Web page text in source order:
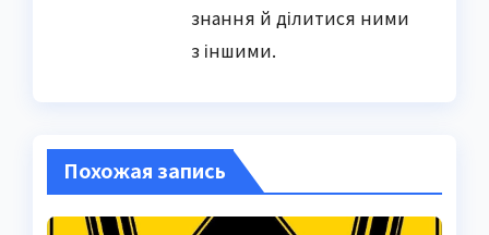
знання й ділитися ними
з іншими.
Похожая запись